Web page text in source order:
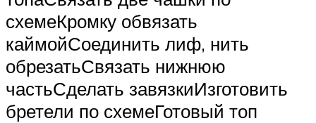
схемеКромку обвязать
каймойСоединить лиф, нить
обрезатьСвязать нижнюю
частьСделать завязкиИзготовить
бретели по схемеГотовый топ